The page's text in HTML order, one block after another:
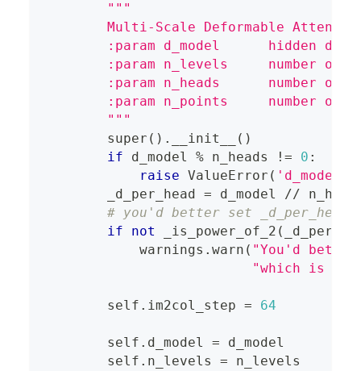
"""
Multi-Scale Deformable
:param d_model      hidden
:param n_levels     number of
:param n_heads      number of
:param n_points     number of
        """
super ( ) . __init__ ( )
if d_model % n_heads != 0 :
raise ValueError ( 'd_model
        _d_per_head
= d_model //
# you'd better set
if
not _is_power_of_2 (
            warnings
.warn ( "You'd better
"which is
        self
. im2col_step = 64
        self
. d_model = d_model
        self
. n_levels = n_levels